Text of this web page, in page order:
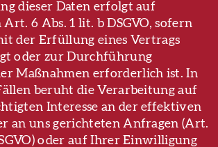
dieser Daten erfolgt auf
6 Abs. 1 lit. b DSGVO, sofern
der Erfüllung eines Vertrags
oder zur Durchführung
Maßnahmen erforderlich ist. In
beruht die Verarbeitung auf
Interesse an der effektiven
an uns gerichteten Anfragen (Art.
oder auf Ihrer Einwilligung